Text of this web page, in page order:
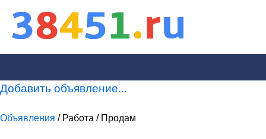
Добавить объявление...
Объявления / Работа / Продам